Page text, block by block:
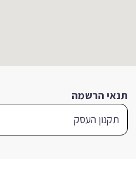
תנאי הרשמה
תקנון העסק